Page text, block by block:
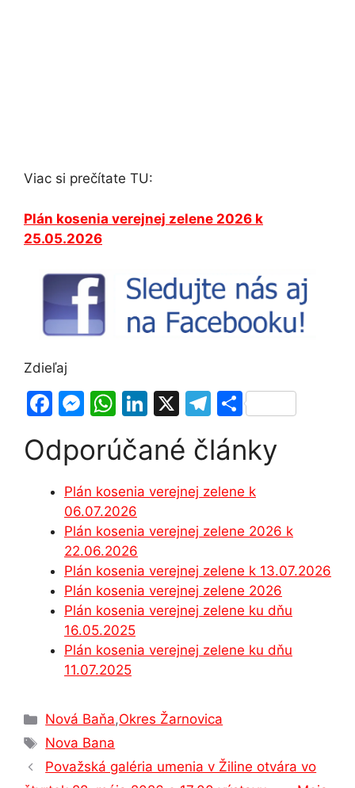
Viac si prečítate TU:
Plán kosenia verejnej zelene 2026 k
25.05.2026
Zdieľaj
F
c
e
b
o
o
k
M
s
s
e
n
g
er
W
at
A
p
p
Li
k
dI
n
X
T
e
gr
a
m
S
ar
e
Odporúčané články
Plán kosenia verejnej zelene k
06.07.2026
Plán kosenia verejnej zelene 2026 k
22.06.2026
Plán kosenia verejnej zelene k 13.07.2026
Plán kosenia verejnej zelene 2026
Plán kosenia verejnej zelene ku dňu
16.05.2025
Plán kosenia verejnej zelene ku dňu
11.07.2025
Kategórie
Nová Baňa,Okres Žarnovica
Značky
Nova Bana
Považská galéria umenia v Žiline otvára vo